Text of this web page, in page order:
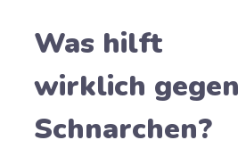
Was hilft
wirklich gegen
Schnarchen?